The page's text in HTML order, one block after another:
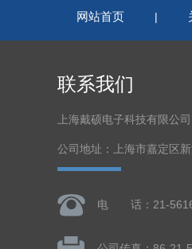
网站首页 |
联系我们
上海戴硕电子科技有限公司
公司地址：上海市嘉定区
电 话：21-